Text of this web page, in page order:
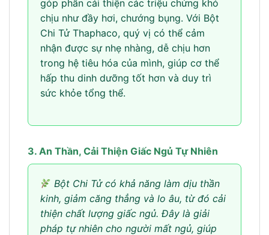
góp phần cải thiện các triệu chứng khó
chịu như đầy hơi, chướng bụng. Với Bột
Chi Tử Thaphaco, quý vị có thể cảm
nhận được sự nhẹ nhàng, dễ chịu hơn
trong hệ tiêu hóa của mình, giúp cơ thể
hấp thu dinh dưỡng tốt hơn và duy trì
sức khỏe tổng thể.
3. An Thần, Cải Thiện Giấc Ngủ Tự Nhiên
Bột Chi Tử có khả năng làm dịu thần
kinh, giảm căng thẳng và lo âu, từ đó cải
thiện chất lượng giấc ngủ. Đây là giải
pháp tự nhiên cho người mất ngủ, giúp